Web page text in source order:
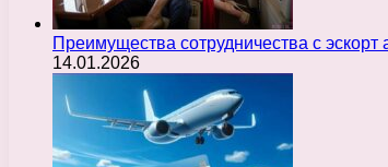
Преимущества сотрудничества с
14.01.2026